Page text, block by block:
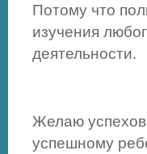
Потому что
изучения
деятельности.
Желаю
успешному